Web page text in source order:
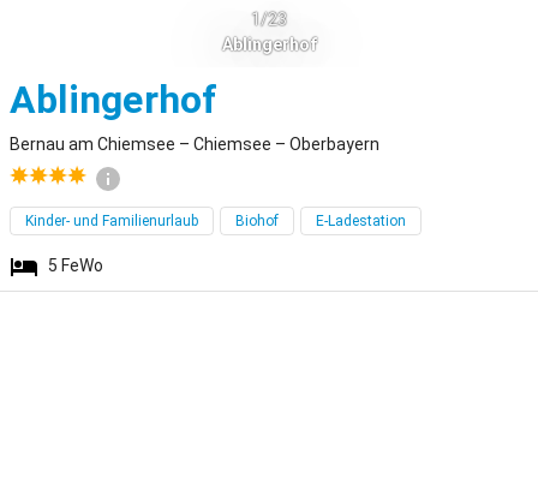
1/23
Ablingerhof
Ablingerhof
Bernau am Chiemsee – Chiemsee – Oberbayern
Kinder- und Familienurlaub Biohof E-Ladestation
5 FeWo